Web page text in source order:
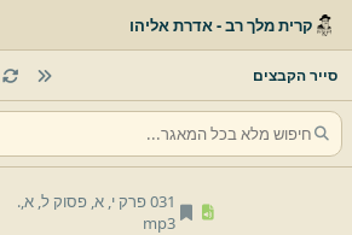
קרית מלך רב - אדרת אליהו
סייר הקבצים
028 פרק י,
mp3
עד כ,ט,.
mp3
030 פרק י,
א,פסוק ל,.
mp3
031 פרק י,
א, פסוק ל, א,.
mp3